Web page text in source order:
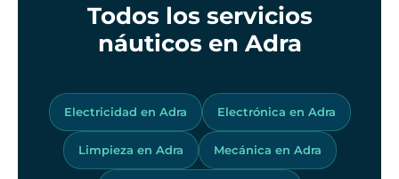
Todos los servicios
náuticos en Adra
Electricidad en Adra Electrónica en Adra
Limpieza en Adra Mecánica en Adra